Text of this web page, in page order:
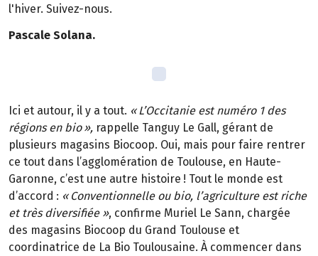
l'hiver. Suivez-nous.
Pascale Solana.
Ici et autour, il y a tout. « L’Occitanie est numéro 1 des
régions en bio », rappelle Tanguy Le Gall, gérant de
plusieurs magasins Biocoop. Oui, mais pour faire rentrer
ce tout dans l’agglomération de Toulouse, en Haute-
Garonne, c’est une autre histoire ! Tout le monde est
d’accord : « Conventionnelle ou bio, l’agriculture est riche
et très diversifiée », confirme Muriel Le Sann, chargée
des magasins Biocoop du Grand Toulouse et
coordinatrice de La Bio Toulousaine. À commencer dans